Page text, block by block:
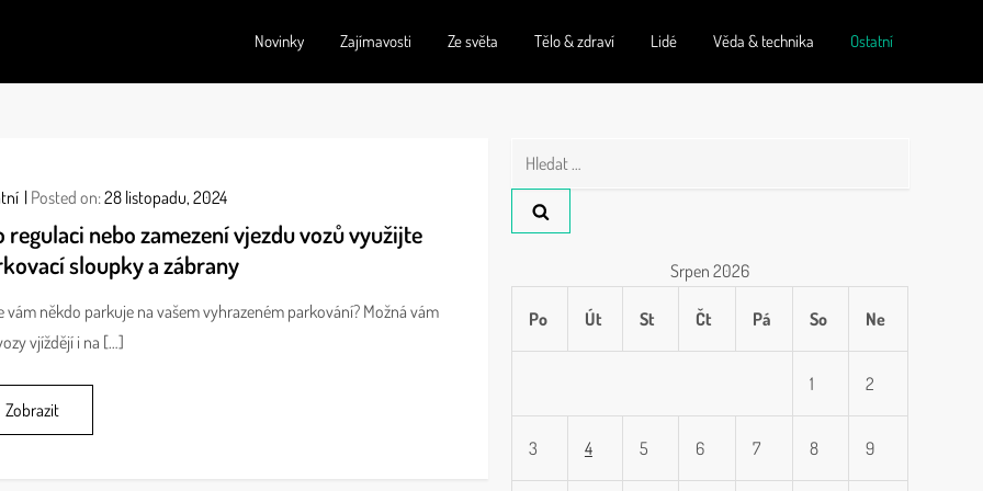
Novinky Zajímavosti Ze světa Tělo & zdraví Lidé Věda & technika Ostatní
Posted on:28 listopadu, 2024
regulaci nebo zamezení vjezdu vozů využijte
sloupky a zábrany
vám někdo parkuje na vašem vyhrazeném parkování? Možná vám
vjíždějí i na […]
Zobrazit
Vyhledávání
Srpen 2026
Po Út St Čt Pá So Ne
1 2
3 4 5 6 7 8 9